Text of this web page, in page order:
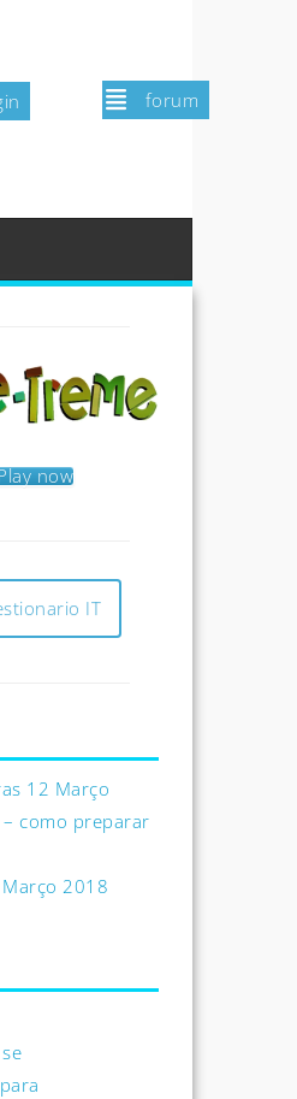
forum
now
IT
12 Março
como preparar
Março 2018